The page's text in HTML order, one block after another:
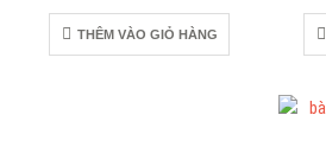
THÊM VÀO GIỎ HÀNG